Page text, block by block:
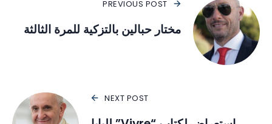
PREVIOUS POST
مختار حبالين بالتزكية للمرة الثالثة
NEXT POST